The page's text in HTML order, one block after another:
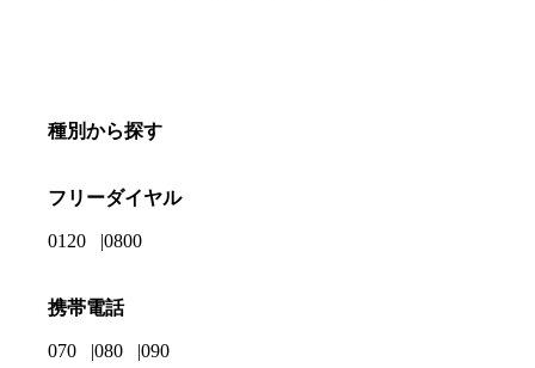
種別から探す
フリーダイヤル
0120 0800
携帯電話
070 080 090